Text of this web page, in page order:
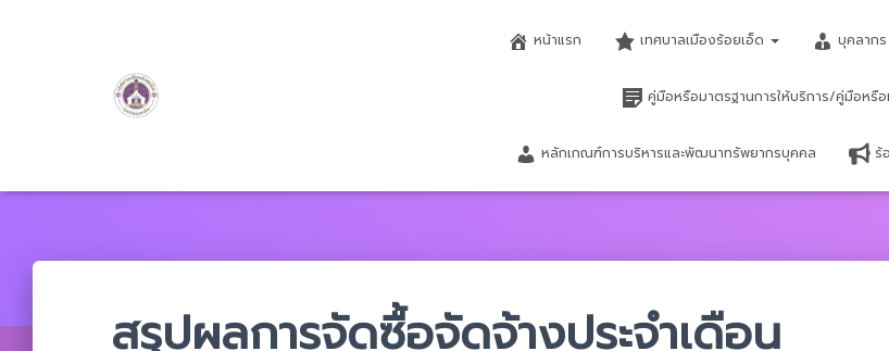
หน้าแรก เทศบาลเมืองร้อยเอ็ด บุคลากร
คู่มือหรือมาตรฐานการให้บริการ/คู่มือหรื
หลักเกณฑ์การบริหารและพัฒนาทรัพยากรบุคคล ร้
สรุปผลการจัดซื้อจัดจ้างประจำเดือน